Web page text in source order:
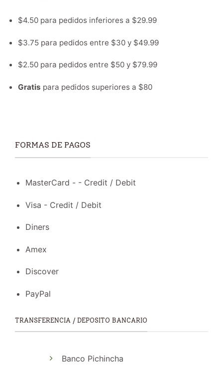
$4.50 para pedidos inferiores a $29.99
$3.75 para pedidos entre $30 y $49.99
$2.50 para pedidos entre $50 y $79.99
Gratis para pedidos superiores a $80
FORMAS DE PAGOS
MasterCard - - Credit / Debit
Visa - Credit / Debit
Diners
Amex
Discover
PayPal
TRANSFERENCIA / DEPOSITO BANCARIO
Banco Pichincha